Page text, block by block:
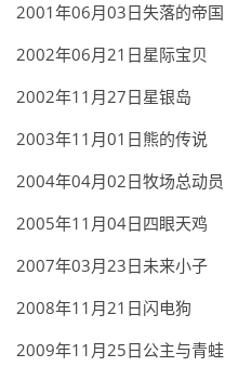
2001年06月03日失落的帝国
2002年06月21日星际宝贝
2002年11月27日星银岛
2003年11月01日熊的传说
2004年04月02日牧场总动员
2005年11月04日四眼天鸡
2007年03月23日未来小子
2008年11月21日闪电狗
2009年11月25日公主与青蛙